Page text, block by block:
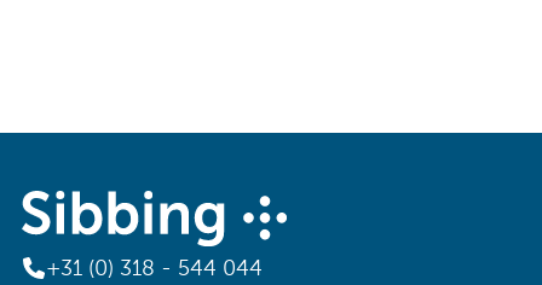
+31 (0) 318 - 544 044